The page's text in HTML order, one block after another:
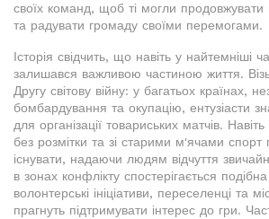
своїх команд, щоб ті могли продовжувати
та радувати громаду своїми перемогами.
Історія свідчить, що навіть у найтемніші
залишався важливою частиною життя.
Другу світову війну: у багатьох країнах,
бомбардування та окупацію, ентузіасти
для організації товариських матчів.
без розмітки та зі старими м'ячами спорт
існувати, надаючи людям відчуття
в зонах конфлікту спостерігається
волонтерські ініціативи, переселенці та
прагнуть підтримувати інтерес до гри.